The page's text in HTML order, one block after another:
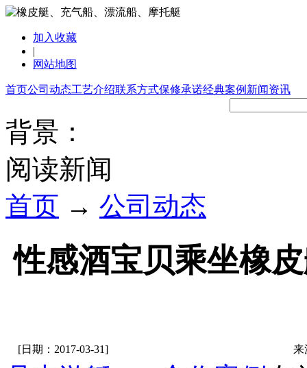
加入收藏
|
网站地图
首页公司动态工艺介绍联系方式保修承诺经典案例 新闻资讯
背景：
阅读新闻
首页 → 公司动态
性感酒宝贝乘坐橡
[日期：2017-03-31] 来